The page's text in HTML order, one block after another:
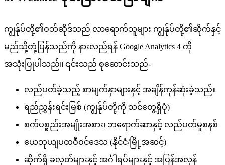
ကျွန်ုပ်တို့၏ဝဘ်ဆိုဒ်သည် လာရောက်သူများ ကျွန်ုပ်တို့၏ဆိုက်နှင့်
မည်သို့တုံ့ပြန်သည်ကို နားလည်ရန် Google Analytics 4 ကို
အသုံးပြုပါသည်။ ၎င်းသည် စုဆောင်းသည်-
လည်ပတ်ခဲ့သည့် စာမျက်နှာများနှင့် အချိန်ကုန်ဆုံးခဲ့သည်။
ရည်ညွှန်းရင်းမြစ် (ကျွန်ုပ်တို့ကို သင်တွေ့ရှိပုံ)
စက်ပစ္စည်းအမျိုးအစား၊ ဘရောက်ဆာနှင့် လည်ပတ်မှုစနစ်
ယေဘုယျပထဝီဝင်ဒေသ (နိုင်ငံ/မြို့အဆင့်)
ဆိုက်ရှိ ခလုတ်များနှင့် အင်္ဂါရပ်များနှင့် အပြန်အလှန်